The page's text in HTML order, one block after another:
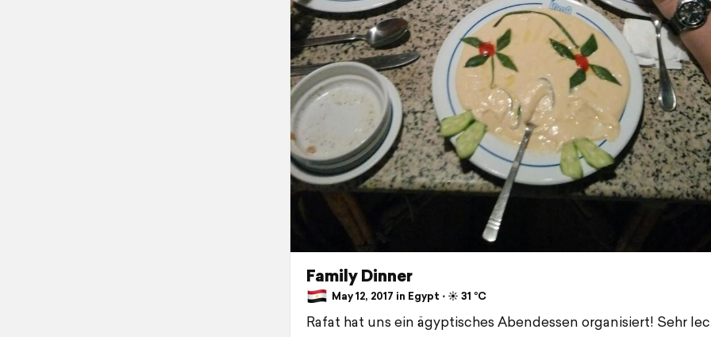
Family Dinner
May 12, 2017 in Egypt ⋅ ☀️ 31 °C
Rafat hat uns ein ägyptisches Abendessen organisiert! Sehr